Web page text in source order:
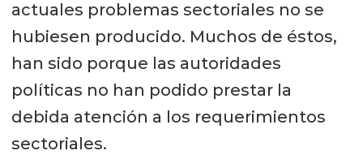
actuales problemas sectoriales no se
hubiesen producido. Muchos de éstos,
han sido porque las autoridades
políticas no han podido prestar la
debida atención a los requerimientos
sectoriales.